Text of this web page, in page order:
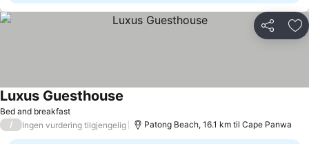
Del
Bed and breakfast
Luxus Guesthouse
/ Ingen vurdering tilgjengelig Patong Beach, 16.1 km til Cape Panwa